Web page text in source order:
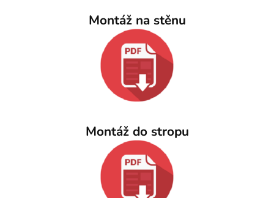
Montáž na stěnu
Montáž do stropu